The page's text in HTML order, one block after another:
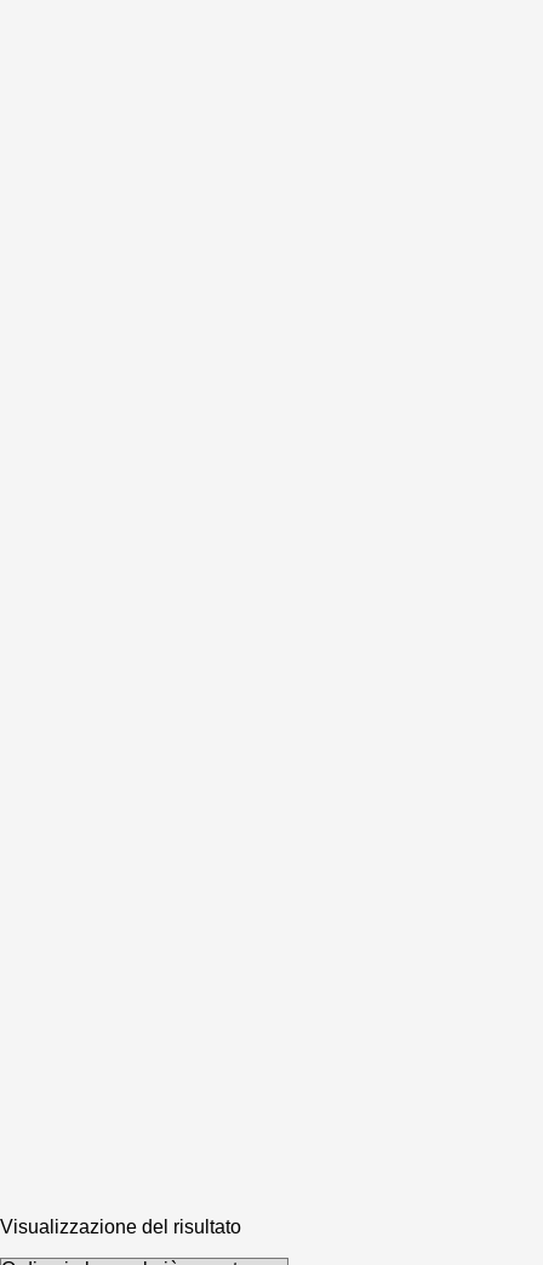
Visualizzazione del risultato